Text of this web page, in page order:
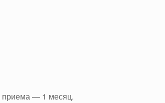
приема — 1 месяц.